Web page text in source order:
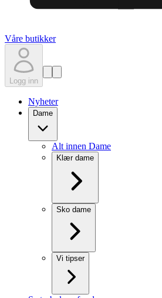
Våre butikker
Logg inn
Nyheter
Dame
Alt innen Dame
Klær dame
Sko dame
Vi tipser